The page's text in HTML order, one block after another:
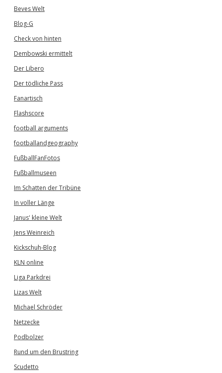
Beves Welt
Blog-G
Check von hinten
Dembowski ermittelt
Der Libero
Der tödliche Pass
Fanartisch
Flashscore
football arguments
footballandgeography
FußballFanFotos
Fußballmuseen
Im Schatten der Tribüne
In voller Länge
Janus' kleine Welt
Jens Weinreich
Kickschuh-Blog
KLN online
Liga Parkdrei
Lizas Welt
Michael Schröder
Netzecke
Podbolzer
Rund um den Brustring
Scudetto